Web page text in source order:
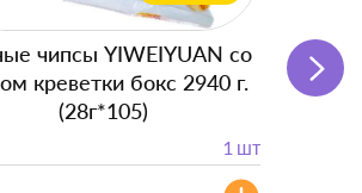
чипсы YIWEIYUAN со
креветки бокс 2940 г.
(28г*105)
1 шт